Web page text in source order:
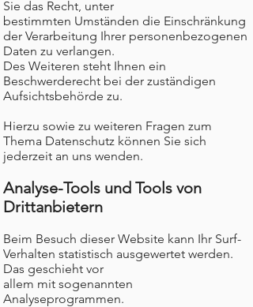
Sie das Recht, unter
bestimmten Umständen die Einschränkung
der Verarbeitung Ihrer personenbezogenen
Daten zu verlangen.
Des Weiteren steht Ihnen ein
Beschwerderecht bei der zuständigen
Aufsichtsbehörde zu.
Hierzu sowie zu weiteren Fragen zum
Thema Datenschutz können Sie sich
jederzeit an uns wenden.
Analyse-Tools und Tools von
Drittanbietern
Beim Besuch dieser Website kann Ihr Surf-
Verhalten statistisch ausgewertet werden.
Das geschieht vor
allem mit sogenannten
Analyseprogrammen.